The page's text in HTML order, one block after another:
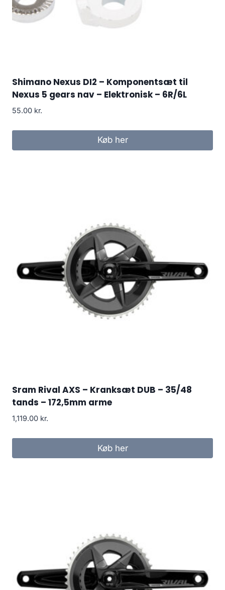
Shimano Nexus DI2 – Komponentsæt til
Nexus 5 gears nav – Elektronisk – 6R/6L
55.00 kr.
Køb her
Sram Rival AXS – Kranksæt DUB – 35/48
tands – 172,5mm arme
1,119.00 kr.
Køb her